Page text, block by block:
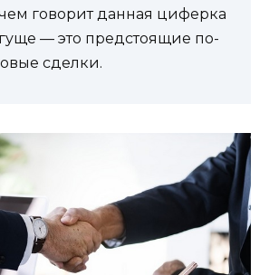
говорит данная циферка
— это предстоящие по­
сдел­ки.